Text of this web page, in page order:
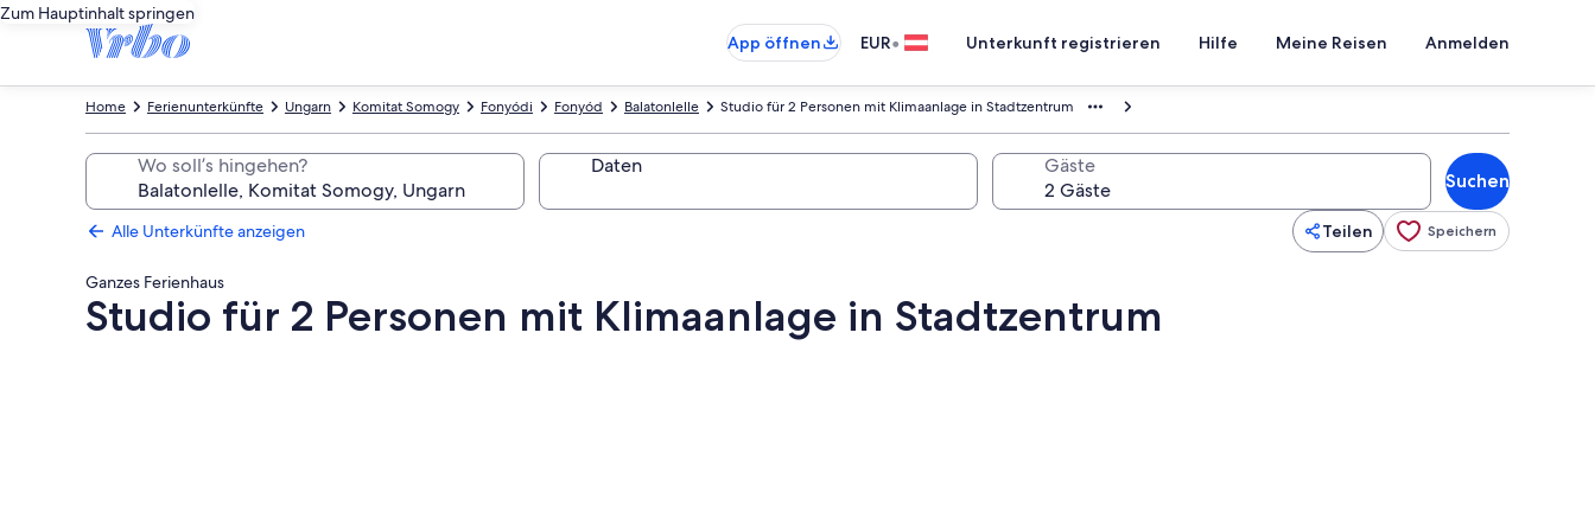
Zum Hauptinhalt springen
App öffnen
EUR• Unterkunft registrieren Hilfe Meine Reisen Anmelden
Studio für 2 Personen mit Klimaanlage in Stadtzentrum
Balatonlelle
Fonyód
Fonyódi
Komitat Somogy
Ungarn
Ferienunterkünfte
Home
Wo soll’s hingehen? Daten Gäste
Suchen
Alle Unterkünfte anzeigen Teilen Speichern
Ganzes Ferienhaus
Studio für 2 Personen mit Klimaanlage in Stadtzentrum